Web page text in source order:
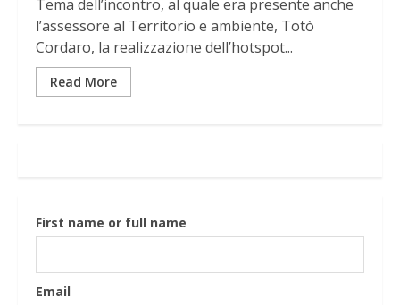
Tema dell’incontro, al quale era presente anche
l’assessore al Territorio e ambiente, Totò
Cordaro, la realizzazione dell’hotspot...
Read More
First name or full name
Email